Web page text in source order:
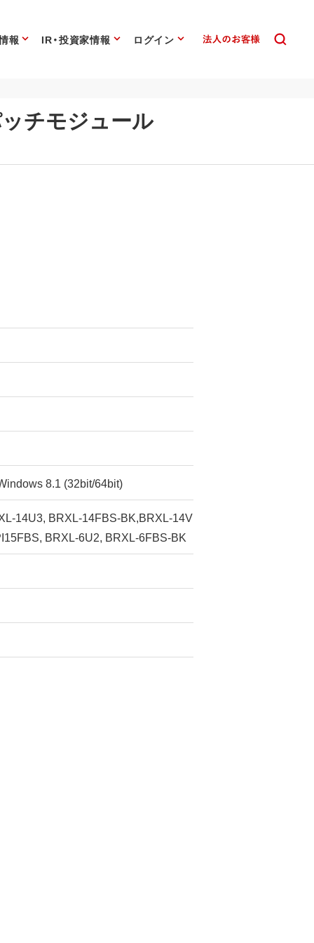
報 IR・投資家情報 ログイン
チモジュール
8.1 (32bit/64bit)
14U3, BRXL-14FBS-BK,BRXL-14V
BRXL-6U2, BRXL-6FBS-BK